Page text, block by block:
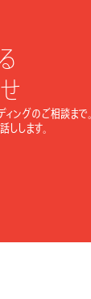
ングのご相談まで。
します。